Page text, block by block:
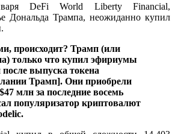
DeFi World Liberty Financial,
Дональда Трампа, неожиданно купил
происходит? Трамп (или
только что купил эфириумы
выпуска токена
Трамп]. Они приобрели
млн за последние восемь
популяризатор криптовалют